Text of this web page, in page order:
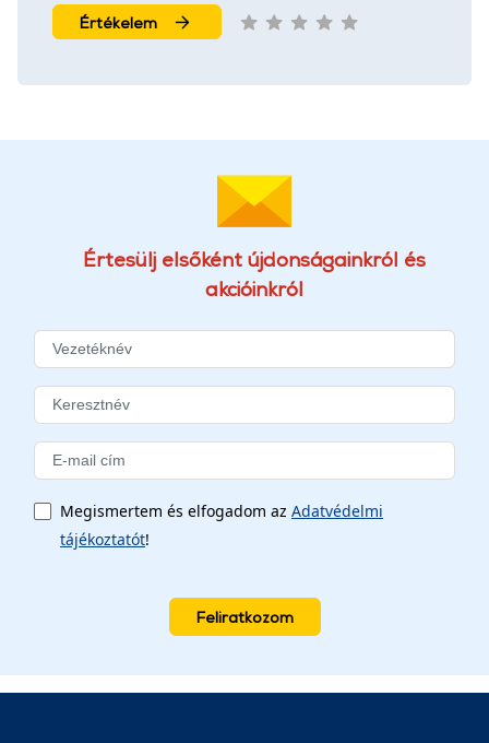
További információk:ÁSZF
Értékelem
Értesülj elsőként újdonságainkról és
akcióinkról
Megismertem és elfogadom az Adatvédelmi
tájékoztatót!
Feliratkozom